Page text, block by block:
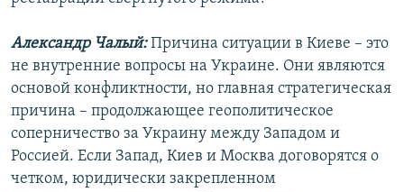
Александр Чалый:Причина ситуации в Киеве – это
не внутренние вопросы на Украине. Они являются
основой конфликтности, но главная стратегическая
причина – продолжающее геополитическое
соперничество за Украину между Западом и
Россией. Если Запад, Киев и Москва договорятся о
четком, юридически закрепленном